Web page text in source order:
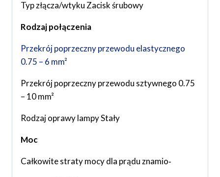
Typ złącza/wtyku Zacisk śrubowy
Rodzaj połączenia
Przekrój poprzeczny przewodu elastycznego
0.75 – 6 mm²
Przekrój poprzeczny przewodu sztywnego 0.75
– 10 mm²
Rodzaj oprawy lampy Stały
Moc
Całkowite straty mocy dla prądu znamio‐